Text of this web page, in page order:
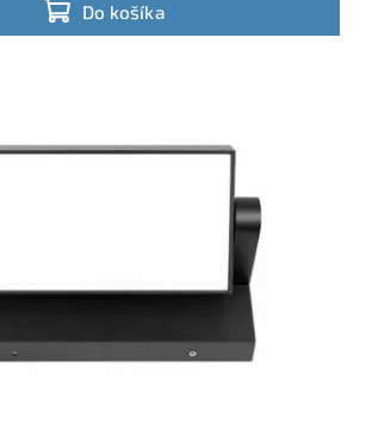
Do košíka
pohybovým senzorom.